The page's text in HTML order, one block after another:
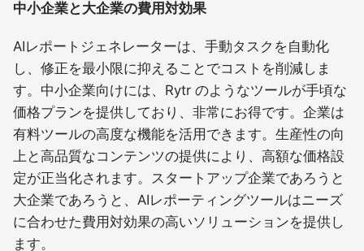
中小企業と大企業の費用対効果
AIレポートジェネレーターは、手動タスクを自動化
し、修正を最小限に抑えることでコストを削減しま
す。中小企業向けには、Rytr のようなツールが手頃な
価格プランを提供しており、非常にお得です。企業は
有料ツールの高度な機能を活用できます。生産性の向
上と高品質なコンテンツの提供により、高額な価格設
定が正当化されます。スタートアップ企業であろうと
大企業であろうと、AIレポーティングツールはニーズ
に合わせた費用対効果の高いソリューションを提供し
ます。